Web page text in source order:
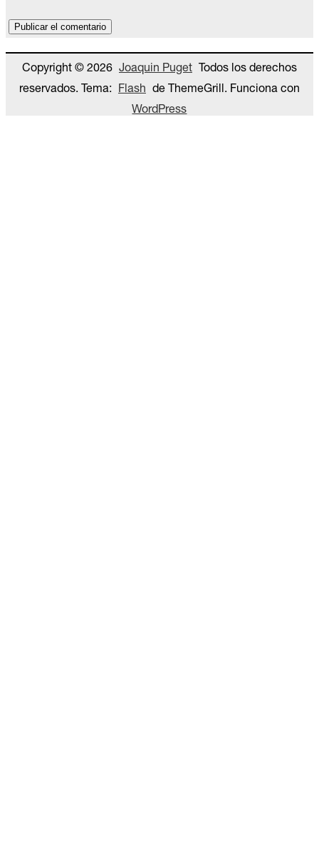
Copyright © 2026 Joaquin Puget Todos los derechos
reservados. Tema:
Flash de ThemeGrill. Funciona con
WordPress